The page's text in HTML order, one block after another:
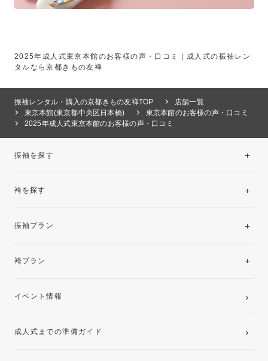
2025年成人式東京本館のお客様の声・口コミ｜成人式の振袖レン
タルなら京都きもの友禅
振袖レンタル・購入の京都きもの友禅TOP
店舗一覧
東京本館(東京都中央区日本橋)
東京本館のお客様の声・口コミ
2025年成人式東京本館のお客様の声・口コミ
振袖を探す
袴を探す
振袖プラン
レンタルプラン
袴プラン
卒業袴レンタルプラン
イベント情報
成人式までの準備ガイド